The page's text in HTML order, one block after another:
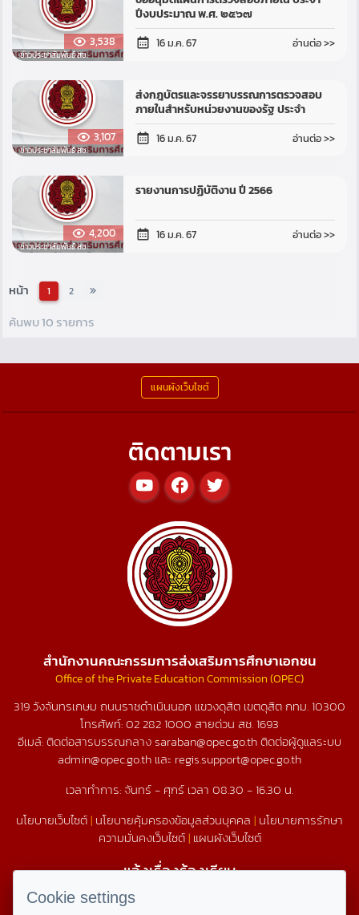
3,538
ข่าวประชาสัมพันธ์ สช.
ปีงบประมาณ พ.ศ. ๒๕๖๗
16 ม.ค. 67 อ่านต่อ >>
3,107
ข่าวประชาสัมพันธ์ สช.
ส่งกฎบัตรและจรรยาบรรณการตรวจสอบ
ภายในสำหรับหน่วยงานของรัฐ ประจำ
ปีงบประมาณ ๒๕๖๗ และการเผยแพร่กฎ
บัตรฯ16 ม.ค. 67 อ่านต่อ >>
4,200
ข่าวประชาสัมพันธ์ สช.
รายงานการปฏิบัติงาน ปี 2566
16 ม.ค. 67 อ่านต่อ >>
หน้า 1 2
ค้นพบ 10 รายการ
แผนผังเว็บไซต์
ติดตามเรา
สำนักงานคณะกรรมการส่งเสริมการศึกษาเอกชน
Office of the Private Education Commission (OPEC)
319 วังจันทรเกษม ถนนราชดำเนินนอก แขวงดุสิต เขตดุสิต กทม. 10300
โทรศัพท์:02 282 1000 สายด่วน สช.1693
อีเมล์: ติดต่อสารบรรณกลาง saraban@opec.go.th ติดต่อผู้ดูแลระบบ
admin@opec.go.th และ regis.support@opec.go.th
เวลาทำการ: จันทร์ - ศุกร์ เวลา 08.30 - 16.30 น.
นโยบายเว็บไซต์| นโยบายคุ้มครองข้อมูลส่วนบุคคล | นโยบายการรักษา
ความมั่นคงเว็บไซต์| แผนผังเว็บไซต์
แจ้งเรื่องร้องเรียน
Cookie settings